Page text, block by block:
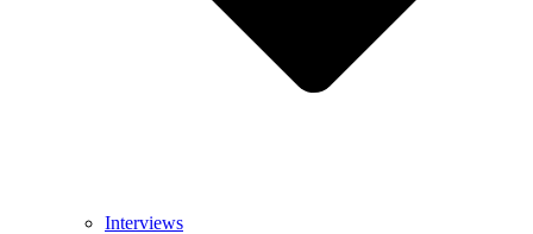
Interviews